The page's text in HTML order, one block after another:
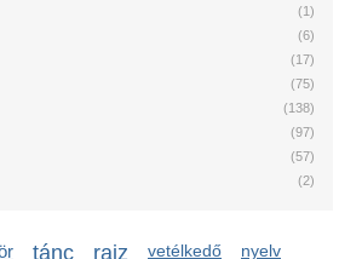
(1)
(6)
(17)
(75)
(138)
(97)
(57)
(2)
tánc rajz vetélkedő
nyelv